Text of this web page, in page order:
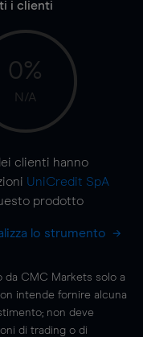
i clienti
0%
N/A
clienti hanno
UniCredit SpA
prodotto
lo strumento
da CMC Markets solo a
intende fornire alcuna
non deve
di trading o di